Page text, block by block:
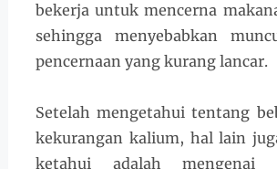
bekerja untuk mencerna
sehingga menyebabkan
pencernaan yang kurang lancar.
Setelah mengetahui tentang
kekurangan kalium, hal lain
ketahui adalah mengenai